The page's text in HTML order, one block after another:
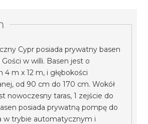
Cypr posiada prywatny basen
w willi. Basen jest o
4 m x 12 m, i głębokości
od 90 cm do 170 cm. Wokół
nowoczesny taras, 1 zejście do
posiada prywatną pompę do
w trybie automatycznym i